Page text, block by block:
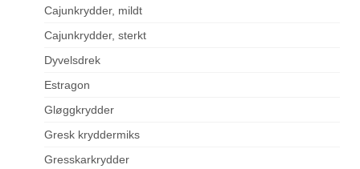
Cajunkrydder, mildt
Cajunkrydder, sterkt
Dyvelsdrek
Estragon
Gløggkrydder
Gresk kryddermiks
Gresskarkrydder